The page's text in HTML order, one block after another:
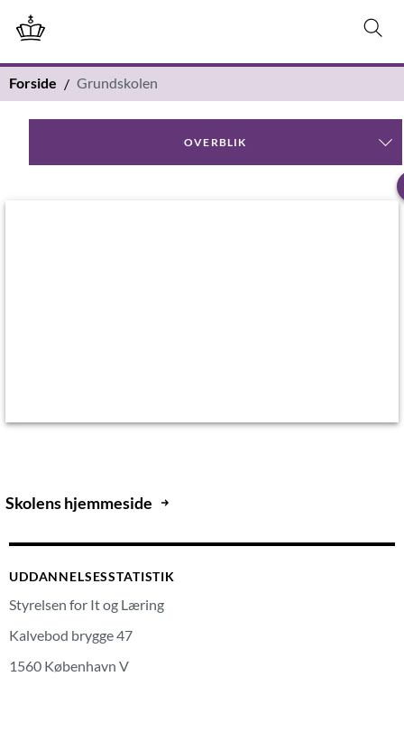
Forside Grundskolen
OVERBLIK
Skolens hjemmeside
UDDANNELSESSTATISTIK
Styrelsen for It og Læring
Kalvebod brygge 47
1560 København V